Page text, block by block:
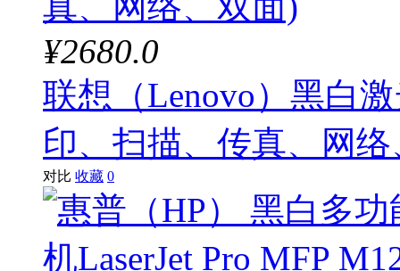
¥2680.0
联想（Lenovo）黑白
印、扫描、传真、网
对比 收藏 0